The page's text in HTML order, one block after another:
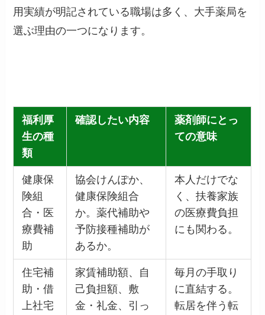
用実績が明記されている職場は多く、大手薬局を
選ぶ理由の一つになります。
福利厚
生の種
類
確認したい内容
薬剤師にとっ
ての意味
健康保
険組
合・医
療費補
助
協会けんぽか、
健康保険組合
か。薬代補助や
予防接種補助が
あるか。
本人だけでな
く、扶養家族
の医療費負担
にも関わる。
住宅補
助・借
上社宅
家賃補助額、自
己負担額、敷
金・礼金、引っ
毎月の手取り
に直結する。
転居を伴う転